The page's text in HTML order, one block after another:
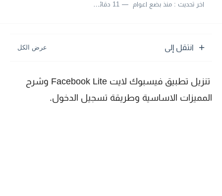
اخر تحديث :منذ بضع اعوام 11 دقائق للقراءة
انتقل إلى
تنزيل تطبيق فيسبوك لايت Facebook Lite‏ وشرح
المميزات الاساسية وطريقة تسجيل الدخول.